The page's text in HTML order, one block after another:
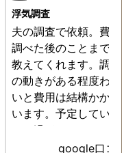
浮気調査
夫の調査で依頼。費用や
調べた後のことまで詳し
教えてくれます。調査対
の動きがある程度わから
いと費用は結構かかると
います。予定していた時
より過ぎてしまいました
が、そのまま調査してい
google口コミ